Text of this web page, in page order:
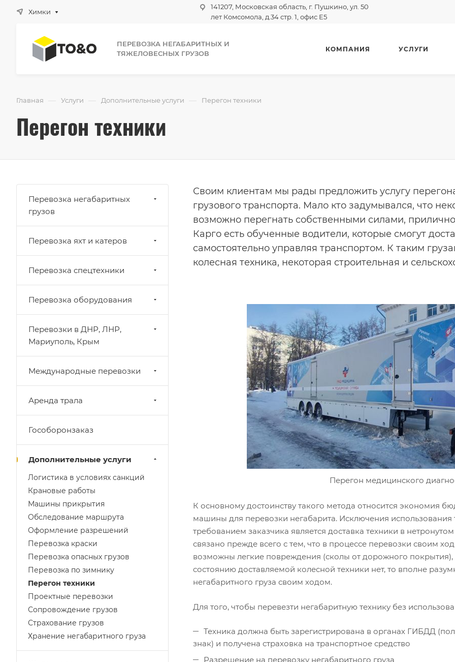
Химки
141207, Московская область, г. Пушкино, ул. 50
лет Комсомола, д.34 стр. 1, офис E5
ПЕРЕВОЗКА НЕГАБАРИТНЫХ И
ТЯЖЕЛОВЕСНЫХ ГРУЗОВ
КОМПАНИЯ УСЛУГИ
Главная — Услуги — Дополнительные услуги — Перегон техники
Перегон техники
Своим клиентам мы рады предложить услугу
грузового транспорта. Мало кто задумывался, что
возможно перегнать собственными силами,
Карго есть обученные водители, которые смогут
самостоятельно управляя транспортом. К таким
колесная техника, некоторая строительная и
Перегон медицинского
К основному достоинству такого метода относится экономия
машины для перевозки негабарита. Исключения использования
требованием заказчика является доставка техники в
связано прежде всего с тем, что в процессе перевозки своим
возможны легкие повреждения (сколы от дорожного покрытия),
состоянию доставляемой колесной техники нет, то вполне
негабаритного груза своим ходом.
Для того, чтобы перевезти негабаритную технику без
Техника должна быть зарегистрирована в органах ГИБДД
знак) и получена страховка на транспортное средство
Разрешение на перевозку негабаритного груза
Перевозка негабаритных
грузов
Перевозка яхт и катеров
Перевозка спецтехники
Перевозка оборудования
Перевозки в ДНР, ЛНР,
Мариуполь, Крым
Международные перевозки
Аренда трала
Гособоронзаказ
Дополнительные услуги
Логистика в условиях санкций
Крановые работы
Машины прикрытия
Обследование маршрута
Оформление разрешений
Перевозка краски
Перевозка опасных грузов
Перевозка по зимнику
Перегон техники
Проектные перевозки
Сопровождение грузов
Страхование грузов
Хранение негабаритного груза